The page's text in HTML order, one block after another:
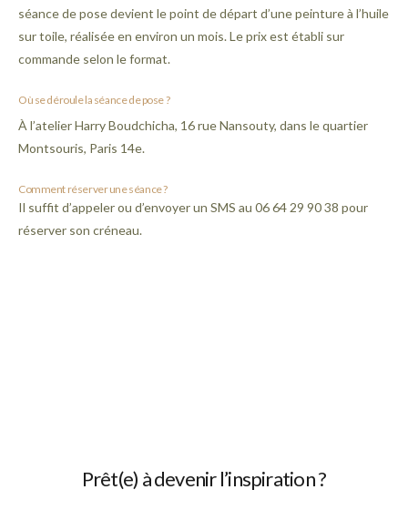
séance de pose devient le point de départ d’une peinture à l’huile
sur toile, réalisée en environ un mois. Le prix est établi sur
commande selon le format.
Où se déroule la séance de pose ?
À l’atelier Harry Boudchicha, 16 rue Nansouty, dans le quartier
Montsouris, Paris 14e.
Comment réserver une séance ?
Il suffit d’appeler ou d’envoyer un SMS au 06 64 29 90 38 pour
réserver son créneau.
Prêt(e) à devenir l’inspiration ?